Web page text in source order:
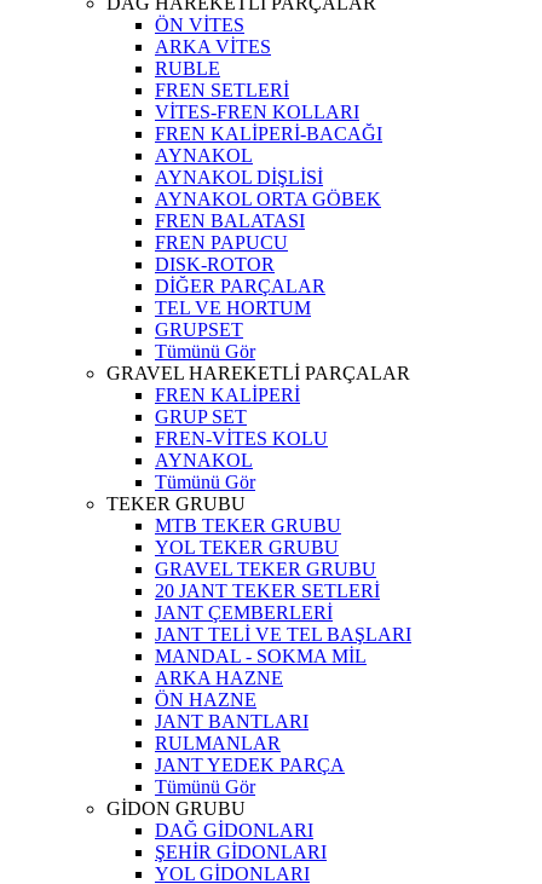
ÖN VİTES
ARKA VİTES
RUBLE
FREN SETLERİ
VİTES-FREN KOLLARI
FREN KALİPERİ-BACAĞI
AYNAKOL
AYNAKOL DİŞLİSİ
AYNAKOL ORTA GÖBEK
FREN BALATASI
FREN PAPUCU
DISK-ROTOR
DİĞER PARÇALAR
TEL VE HORTUM
GRUPSET
Tümünü Gör
GRAVEL HAREKETLİ PARÇALAR
FREN KALİPERİ
GRUP SET
FREN-VİTES KOLU
AYNAKOL
Tümünü Gör
TEKER GRUBU
MTB TEKER GRUBU
YOL TEKER GRUBU
GRAVEL TEKER GRUBU
20 JANT TEKER SETLERİ
JANT ÇEMBERLERİ
JANT TELİ VE TEL BAŞLARI
MANDAL - SOKMA MİL
ARKA HAZNE
ÖN HAZNE
JANT BANTLARI
RULMANLAR
JANT YEDEK PARÇA
Tümünü Gör
GİDON GRUBU
DAĞ GİDONLARI
ŞEHİR GİDONLARI
YOL GİDONLARI